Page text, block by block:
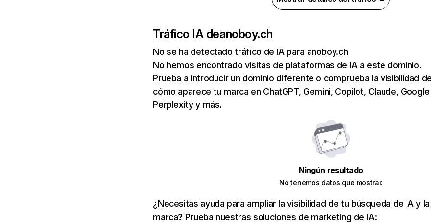
Tráfico IA deanoboy.ch
No se ha detectado tráfico de IA para anoboy.ch
No hemos encontrado visitas de plataformas de IA a este dominio.
Prueba a introducir un dominio diferente o comprueba la visibilidad
cómo aparece tu marca en ChatGPT, Gemini, Copilot, Claude,
Perplexity y más.
Ningún resultado
No tenemos datos que mostrar.
¿Necesitas ayuda para ampliar la visibilidad de tu búsqueda de IA y
marca? Prueba nuestras soluciones de marketing de IA: